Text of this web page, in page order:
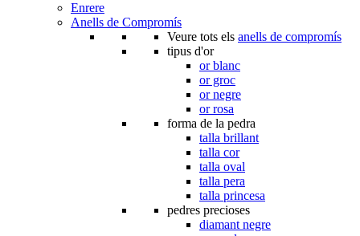
Enrere
Anells de Compromís
Veure tots els anells de compromís
tipus d'or
or blanc
or groc
or negre
or rosa
forma de la pedra
talla brillant
talla cor
talla oval
talla pera
talla princesa
pedres precioses
diamant negre